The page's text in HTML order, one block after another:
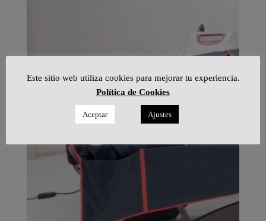
Este sitio web utiliza cookies para mejorar tu experiencia.
Política de Cookies
Aceptar Ajustes